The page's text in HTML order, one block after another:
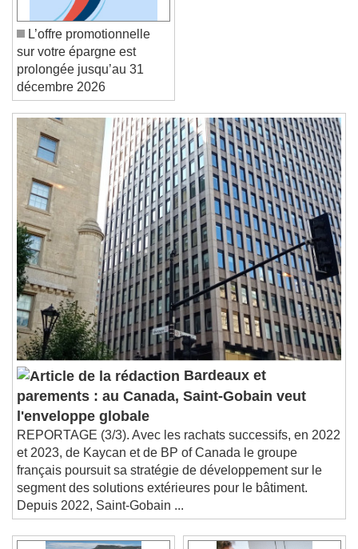
Reset
Close Modal Dialog
End of dialog window.
L’offre promotionnelle
sur votre épargne est
prolongée jusqu’au 31
décembre 2026
Bardeaux et
parements : au Canada, Saint-Gobain veut
l'enveloppe globale
REPORTAGE (3/3). Avec les rachats successifs, en 2022
et 2023, de Kaycan et de BP of Canada le groupe
français poursuit sa stratégie de développement sur le
segment des solutions extérieures pour le bâtiment.
Depuis 2022, Saint-Gobain ...